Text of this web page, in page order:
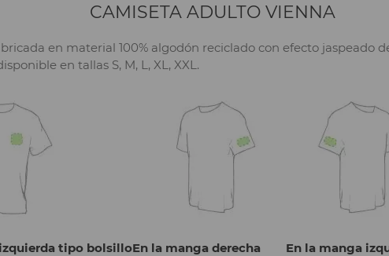
CAMISETA ADULTO VIENNA
en material 100% algodón reciclado con efecto jaspeado
en tallas S, M, L, XL, XXL.
tipo bolsilloEn la manga derecha
En la manga